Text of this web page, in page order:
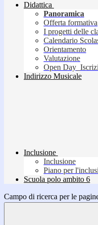
Didattica
Panoramica
Offerta formativa
I progetti delle
Calendario
Orientamento
Valutazione
Open
Indirizzo Musicale
Inclusione
Inclusione
Piano per
Scuola polo ambito 6
Campo di ricerca per le